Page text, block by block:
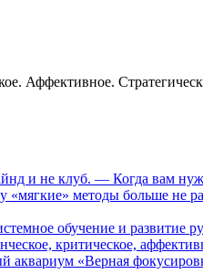
Аффективное.
и не клуб. — Когда вам
методы больше не
обучение и
критическое,
«Верная